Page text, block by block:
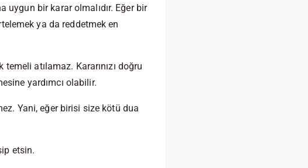
uygun bir karar olmalıdır. Eğer bir
ya da reddetmek en
atılamaz. Kararınızı doğru
yardımcı olabilir.
Yani, eğer birisi size kötü dua
etsin.